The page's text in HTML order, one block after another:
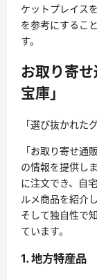
ケットプレイス
を参考にするこ
す。
お取り寄
宝庫」
「選び抜かれた
「お取り寄せ通
の情報を提供し
に注文でき、自
ルメ商品を紹介
そして独自性で
ています。
1. 地方特産品